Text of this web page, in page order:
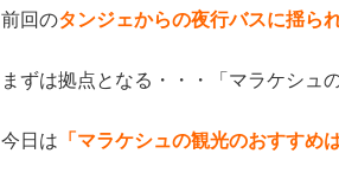
前回のタンジェからの夜行バスに揺ら
まずは拠点となる・・・「マラケシュ
今日は 「マラケシュの観光のおすす